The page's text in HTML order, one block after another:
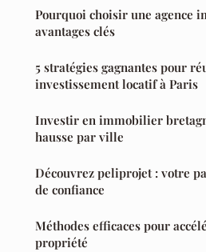
Pourquoi choisir une agence
avantages clés
5 stratégies gagnantes pour
investissement locatif à Paris
Investir en immobilier
hausse par ville
Découvrez peliprojet : votre
de confiance
Méthodes efficaces pour
propriété